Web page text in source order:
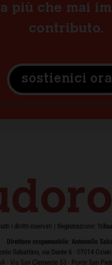
più che mai
contributo.
sostienici ora